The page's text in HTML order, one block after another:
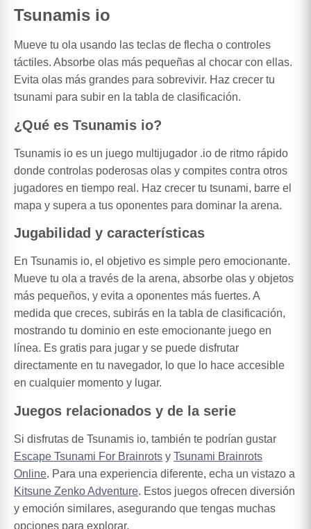
Tsunamis io
Mueve tu ola usando las teclas de flecha o controles
táctiles. Absorbe olas más pequeñas al chocar con ellas.
Evita olas más grandes para sobrevivir. Haz crecer tu
tsunami para subir en la tabla de clasificación.
¿Qué es Tsunamis io?
Tsunamis io es un juego multijugador .io de ritmo rápido
donde controlas poderosas olas y compites contra otros
jugadores en tiempo real. Haz crecer tu tsunami, barre el
mapa y supera a tus oponentes para dominar la arena.
Jugabilidad y características
En Tsunamis io, el objetivo es simple pero emocionante.
Mueve tu ola a través de la arena, absorbe olas y objetos
más pequeños, y evita a oponentes más fuertes. A
medida que creces, subirás en la tabla de clasificación,
mostrando tu dominio en este emocionante juego en
línea. Es gratis para jugar y se puede disfrutar
directamente en tu navegador, lo que lo hace accesible
en cualquier momento y lugar.
Juegos relacionados y de la serie
Si disfrutas de Tsunamis io, también te podrían gustar
Escape Tsunami For Brainrots y Tsunami Brainrots
Online. Para una experiencia diferente, echa un vistazo a
Kitsune Zenko Adventure. Estos juegos ofrecen diversión
y emoción similares, asegurando que tengas muchas
opciones para explorar.